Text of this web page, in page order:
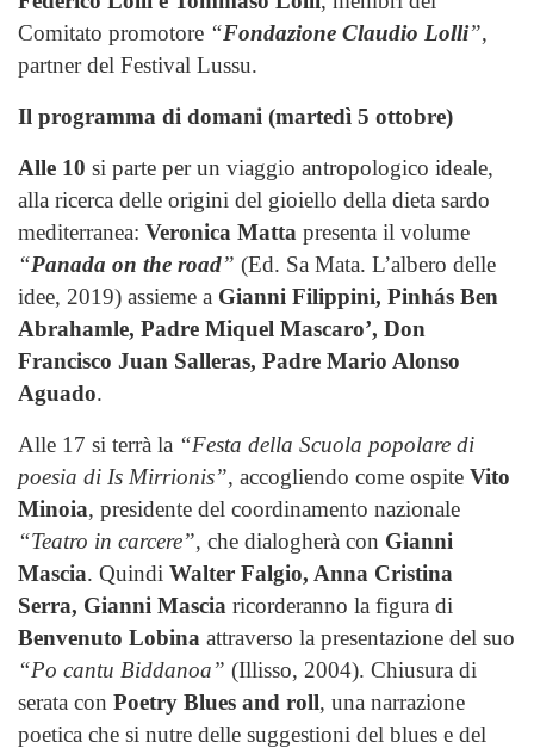
Comitato promotore “Fondazione Claudio Lolli”,
partner del Festival Lussu.
Il programma di domani (martedì 5 ottobre)
Alle 10 si parte per un viaggio antropologico ideale,
alla ricerca delle origini del gioiello della dieta sardo
mediterranea: Veronica Matta presenta il volume
“Panada on the road” (Ed. Sa Mata. L’albero delle
idee, 2019) assieme a Gianni Filippini, Pinhás Ben
Abrahamle, Padre Miquel Mascaro’, Don
Francisco Juan Salleras, Padre Mario Alonso
Aguado.
Alle 17 si terrà la “Festa della Scuola popolare di
poesia di Is Mirrionis”, accogliendo come ospite Vito
Minoia, presidente del coordinamento nazionale
“Teatro in carcere”, che dialogherà con Gianni
Mascia. Quindi Walter Falgio, Anna Cristina
Serra, Gianni Mascia ricorderanno la figura di
Benvenuto Lobina attraverso la presentazione del suo
“Po cantu Biddanoa” (Illisso, 2004). Chiusura di
serata con Poetry Blues and roll, una narrazione
poetica che si nutre delle suggestioni del blues e del